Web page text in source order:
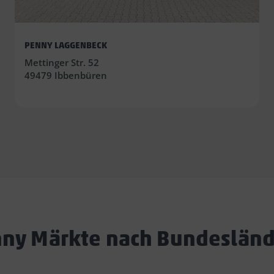
PENNY LAGGENBECK
Mettinger Str. 52
49479 Ibbenbüren
Märkte nach